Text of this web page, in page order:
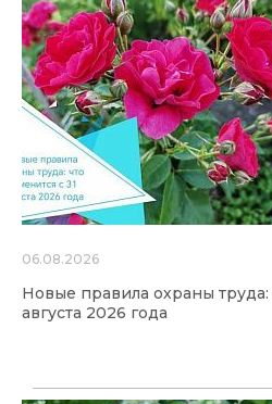
06.08.2026
Новые правила охраны труда:
августа 2026 года